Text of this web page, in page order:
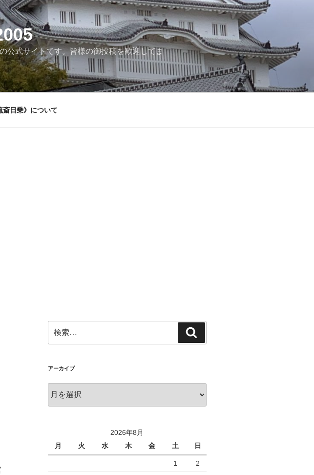
公式サイトです。皆様の御投稿を歓迎してま
斎日乗》について
索:
索
アーカイブ
ー
2026年8月
月
火 水 木 金 土 日
1 2